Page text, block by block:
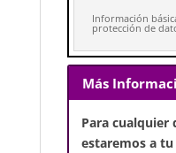
Información
protección de
Más
Para cualquier
estaremos a